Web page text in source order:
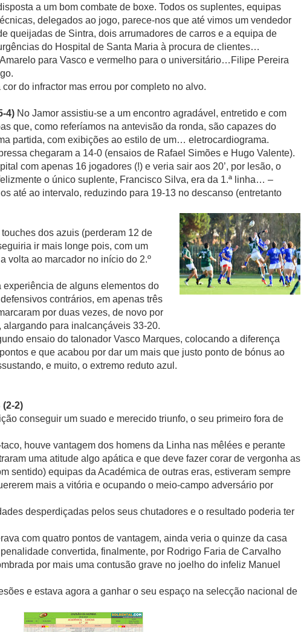
a um bom combate de boxe. Todos os suplentes, equipas
delegados ao jogo, parece-nos que até vimos um vendedor
queijadas de Sintra, dois arrumadores de carros e a equipa de
do Hospital de Santa Maria à procura de clientes…
para Vasco e vermelho para o universitário…Filipe Pereira
do infractor mas errou por completo no alvo.
4) No Jamor assistiu-se a um encontro agradável, entretido e com
que, como referíamos na antevisão da ronda, são capazes do
partida, com exibições ao estilo de um… eletrocardiograma.
chegaram a 14-0 (ensaios de Rafael Simões e Hugo Valente).
com apenas 16 jogadores (!) e veria sair aos 20’, por lesão, o
o único suplente, Francisco Silva, era da 1.ª linha… –
até ao intervalo, reduzindo para 19-13 no descanso (entretanto
dos azuis (perderam 12 de
ir mais longe pois, com um
volta ao marcador no início do 2.º
experiência de alguns elementos do
contrários, em apenas três
por duas vezes, de novo por
para inalcançáveis 33-20.
ensaio do talonador Vasco Marques, colocando a diferença
e que acabou por dar um mais que justo ponto de bónus ao
e muito, o extremo reduto azul.
(2-2)
conseguir um suado e merecido triunfo, o seu primeiro fora de
houve vantagem dos homens da Linha nas mêlées e perante
uma atitude algo apática e que deve fazer corar de vergonha as
sentido) equipas da Académica de outras eras, estiveram sempre
mais a vitória e ocupando o meio-campo adversário por
desperdiçadas pelos seus chutadores e o resultado poderia ter
com quatro pontos de vantagem, ainda veria o quinze da casa
convertida, finalmente, por Rodrigo Faria de Carvalho
por mais uma contusão grave no joelho do infeliz Manuel
e estava agora a ganhar o seu espaço na selecção nacional de